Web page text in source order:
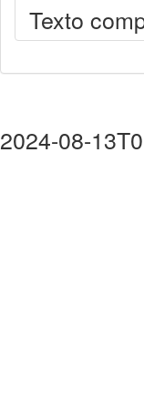
Texto
2024-08-